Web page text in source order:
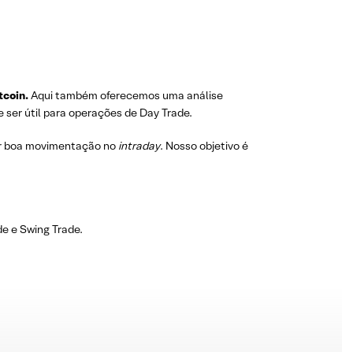
Aqui também oferecemos uma análise
útil para operações de Day Trade.
movimentação no intraday. Nosso objetivo é
e Swing Trade.